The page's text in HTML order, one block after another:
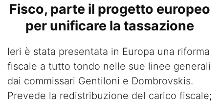
Fisco, parte il progetto europeo
per unificare la tassazione
Ieri è stata presentata in Europa una riforma
fiscale a tutto tondo nelle sue linee generali
dai commissari Gentiloni e Dombrovskis.
Prevede la redistribuzione del carico fiscale;